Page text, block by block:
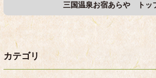
三国温泉お宿あらや トッ
カテゴリ